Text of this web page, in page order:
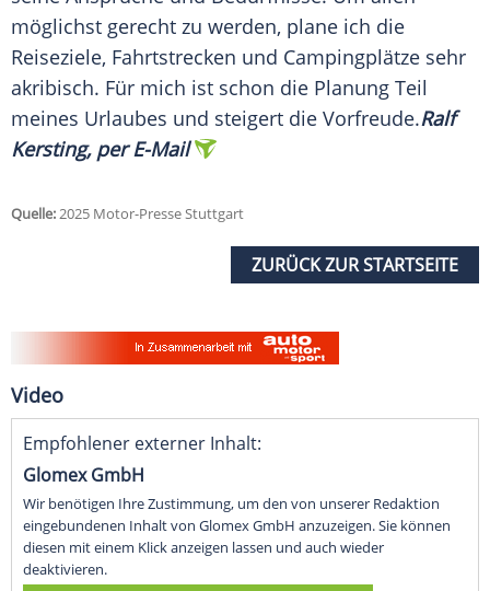
möglichst gerecht zu werden, plane ich die
Reiseziele, Fahrtstrecken und Campingplätze sehr
akribisch. Für mich ist schon die Planung Teil
meines Urlaubes und steigert die Vorfreude.Ralf
Kersting, per E-Mail
Quelle:2025 Motor-Presse Stuttgart
ZURÜCK ZUR STARTSEITE
Video
Empfohlener externer Inhalt:
Glomex GmbH
Wir benötigen Ihre Zustimmung, um den von unserer Redaktion
eingebundenen Inhalt von Glomex GmbH anzuzeigen. Sie können
diesen mit einem Klick anzeigen lassen und auch wieder
deaktivieren.